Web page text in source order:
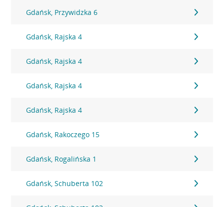
Gdańsk, Przywidzka 6
Gdańsk, Rajska 4
Gdańsk, Rajska 4
Gdańsk, Rajska 4
Gdańsk, Rajska 4
Gdańsk, Rakoczego 15
Gdańsk, Rogalińska 1
Gdańsk, Schuberta 102